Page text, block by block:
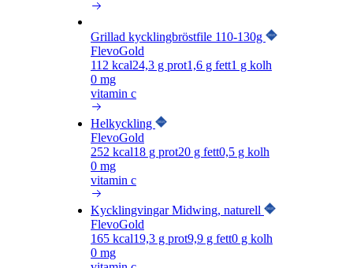
Grillad kycklingbröstfile 110-130g
FlevoGold
112 kcal24,3 g prot1,6 g fett1 g kolh
0 mg
vitamin c
Helkyckling
FlevoGold
252 kcal18 g prot20 g fett0,5 g kolh
0 mg
vitamin c
Kycklingvingar Midwing, naturell
FlevoGold
165 kcal19,3 g prot9,9 g fett0 g kolh
0 mg